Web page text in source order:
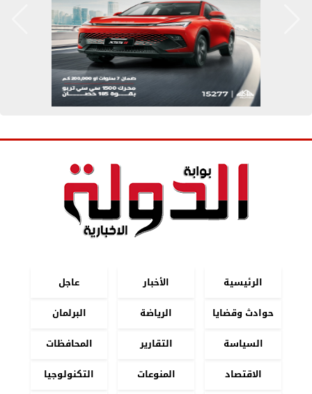
الرئيسية الأخبار
عاجل
حوادث وقضايا
الرياضة
البرلمان
السياسة
التقارير
المحافظات
الاقتصاد
المنوعات التكنولوجيا